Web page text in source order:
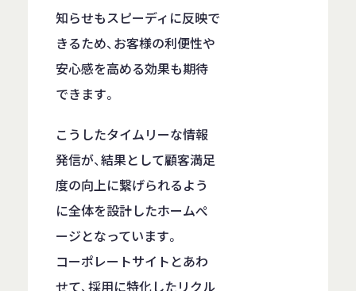
知らせもスピーディに反映で
きるため、お客様の利便性や
安心感を高める効果も期待
できます。
こうしたタイムリーな情報
発信が、結果として顧客満足
度の向上に繋げられるよう
に全体を設計したホームぺ
ージとなっています。
コーポレートサイトとあわ
せて、採用に特化したリクル